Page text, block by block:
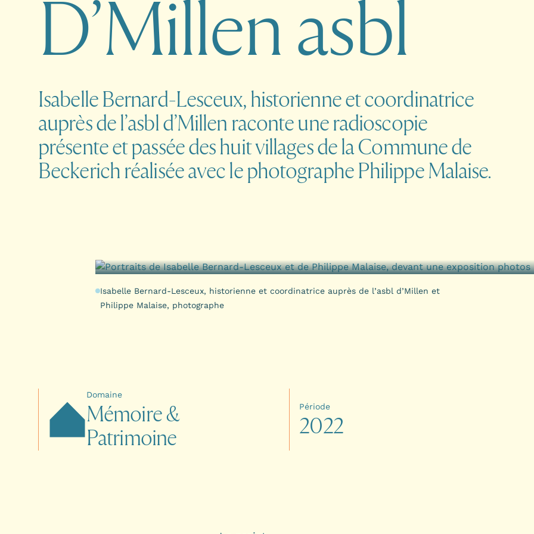
D’Millenasbl
Isabelle Bernard-Lesceux, historienne et coordinatrice
auprès de l’asbl d’Millen raconte une radioscopie
présente et passée des huit villages de la Commune de
Beckerich réalisée avec le photographe Philippe Malaise.
Isabelle Bernard-Lesceux, historienne et coordinatrice auprès de l’asbl d’Millen et
Philippe Malaise, photographe
Domaine
Mémoire&
Patrimoine
Période
2022